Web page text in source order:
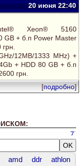
20 июня 22:40
Xeon® 5160
GB + б.п Power Master
12MB/1333 MHz) +
+ HDD 80 GB + б.п
грн.
[подробно]
amd ddr
athlon